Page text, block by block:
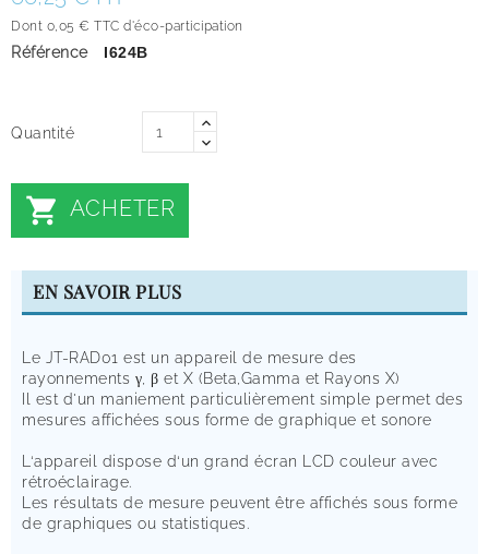
Dont 0,05 € TTC d'éco-participation
Référence I624B
Quantité
 ACHETER
EN SAVOIR PLUS
Le JT-RAD01 est un appareil de mesure des
rayonnements γ, β et X (Beta,Gamma et Rayons X)
Il est d'un maniement particulièrement simple permet des
mesures affichées sous forme de graphique et sonore
L‘appareil dispose d‘un grand écran LCD couleur avec
rétroéclairage.
Les résultats de mesure peuvent être affichés sous forme
de graphiques ou statistiques.